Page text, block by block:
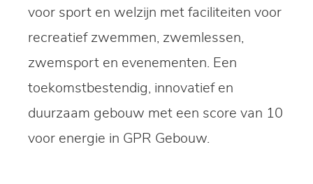
voor sport en welzijn met faciliteiten voor
recreatief zwemmen, zwemlessen,
zwemsport en evenementen. Een
toekomstbestendig, innovatief en
duurzaam gebouw met een score van 10
voor energie in GPR Gebouw.